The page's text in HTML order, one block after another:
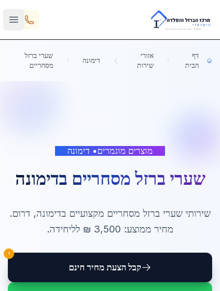
Skip to main content
דף
הבית
אזורי
שירות
דימונה
שערי ברזל
מסחריים
מוצרים מוגמרים• דימונה
שערי ברזל מסחריים בדימונה
שירותי שערי ברזל מסחריים מקצועיים בדימונה, דרום.
מחיר ממוצע: 3,500 ₪ לליחידה.
קבל הצעת מחיר חינם
!